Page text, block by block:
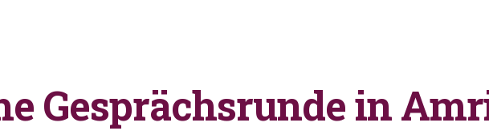
Gesprächsrunde in